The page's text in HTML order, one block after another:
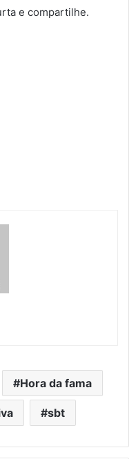
e compartilhe.
Hora da fama
sbt